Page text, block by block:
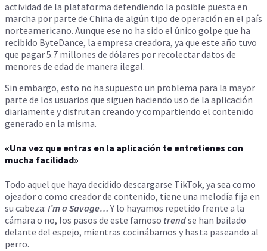
actividad de la plataforma defendiendo la posible puesta en
marcha por parte de China de algún tipo de operación en el país
norteamericano. Aunque ese no ha sido el único golpe que ha
recibido ByteDance, la empresa creadora, ya que este año tuvo
que pagar 5.7 millones de dólares por recolectar datos de
menores de edad de manera ilegal.
Sin embargo, esto no ha supuesto un problema para la mayor
parte de los usuarios que siguen haciendo uso de la aplicación
diariamente y disfrutan creando y compartiendo el contenido
generado en la misma.
«Una vez que entras en la aplicación te entretienes con
mucha facilidad»
Todo aquel que haya decidido descargarse TikTok, ya sea como
ojeador o como creador de contenido, tiene una melodía fija en
su cabeza: I’m a Savage…Y lo hayamos repetido frente a la
cámara o no, los pasos de este famoso trendse han bailado
delante del espejo, mientras cocinábamos y hasta paseando al
perro.